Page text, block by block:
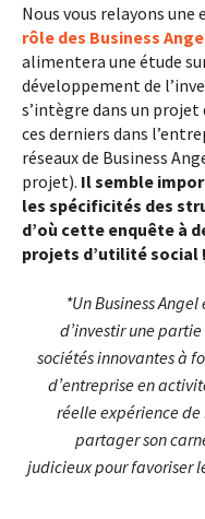
Nous vous relayons une
rôle des Business
alimentera une étude
développement de
s’intègre dans un
ces derniers dans
réseaux de Business
projet). Il semble
les spécificités des
d’où cette enquête à
projets d’utilité social !
*Un Business
d’investir une
sociétés innovantes à
d’entreprise en
réelle expérience
partager son
judicieux pour favoriser